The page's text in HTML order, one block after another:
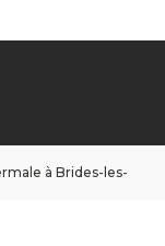
à Brides-les-